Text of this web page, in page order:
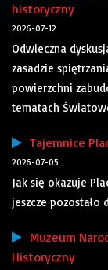
historyczny
2026-07-12
Odwieczna
zasadzie
powierzchni
tematach
Tajemnice
2026-07-05
Jak się okazuje
jeszcze pozostało
Muzeum
Historyczny